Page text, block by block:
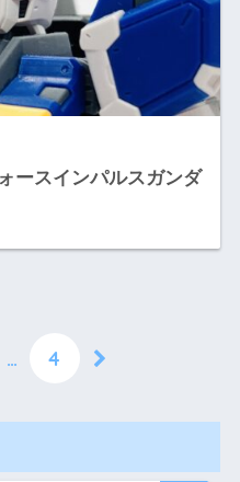
ースインパルスガンダ
… 4